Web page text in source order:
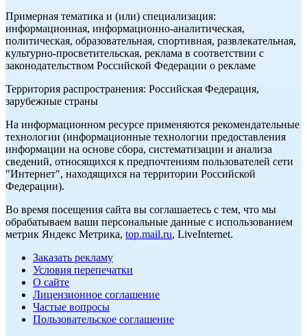
Примерная тематика и (или) специализация:
информационная, информационно-аналитическая,
политическая, образовательная, спортивная, развлекательная,
культурно-просветительская, реклама в соответствии с
законодательством Российской Федерации о рекламе
Территория распространения: Российская Федерация,
зарубежные страны
На информационном ресурсе применяются рекомендательные
технологии (информационные технологии предоставления
информации на основе сбора, систематизации и анализа
сведений, относящихся к предпочтениям пользователей сети
"Интернет", находящихся на территории Российской
Федерации).
Во время посещения сайта вы соглашаетесь с тем, что мы
обрабатываем ваши персональные данные с использованием
метрик Яндекс Метрика, top.mail.ru, LiveInternet.
Заказать рекламу
Условия перепечатки
О сайте
Лицензионное соглашение
Частые вопросы
Пользовательское соглашение